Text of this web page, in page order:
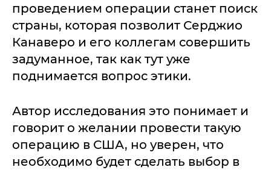
проведением операции станет поиск
страны, которая позволит Серджио
Канаверо и его коллегам совершить
задуманное, так как тут уже
поднимается вопрос этики.
Автор исследования это понимает и
говорит о желании провести такую
операцию в США, но уверен, что
необходимо будет сделать выбор в